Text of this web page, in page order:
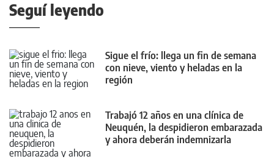
Seguí leyendo
Sigue el frío: llega un fin de semana
con nieve, viento y heladas en la
región
Trabajó 12 años en una clínica de
Neuquén, la despidieron embarazada
y ahora deberán indemnizarla